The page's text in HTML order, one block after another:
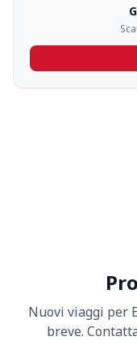
Nuovi viaggi per
breve.